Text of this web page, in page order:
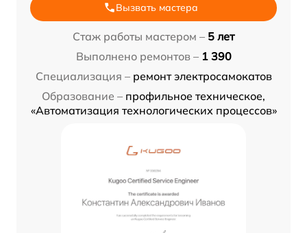
Вызвать мастера
Стаж работы мастером – 5 лет
Выполнено ремонтов – 1 390
Специализация – ремонт электросамокатов
Образование – профильное техническое,
«Автоматизация технологических процессов»